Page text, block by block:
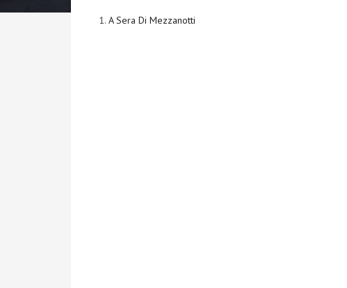
1. A Sera Di Mezzanotti